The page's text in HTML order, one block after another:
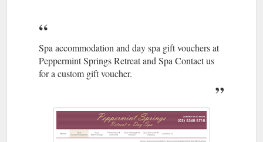
Spa accommodation and day spa gift vouchers at
Peppermint Springs Retreat and Spa Contact us
for a custom gift voucher.